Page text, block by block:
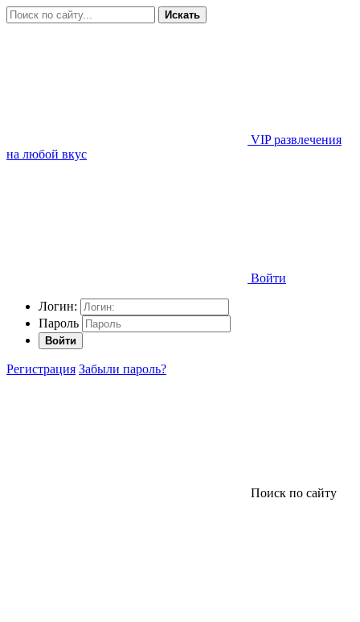
Искать
VIP развлечения
на любой вкус
Войти
Логин:
Пароль
Войти
Регистрация Забыли пароль?
Поиск по сайту